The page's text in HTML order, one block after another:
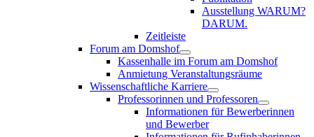
Ausstellung WARUM?
DARUM.
Zeitleiste
Forum am Domshof
Kassenhalle im Forum am Domshof
Anmietung Veranstaltungsräume
Wissenschaftliche Karriere
Professorinnen und Professoren
Informationen für Bewerberinnen
und Bewerber